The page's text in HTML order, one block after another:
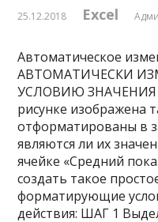
25.12.2018 Excel
Автоматическое
АВТОМАТИЧЕСКИ
УСЛОВИЮ ЗНАЧЕНИЯ
рисунке изображена
отформатированы в
являются ли их
ячейке «Средний
создать такое
форматирующие
действия: ШАГ 1